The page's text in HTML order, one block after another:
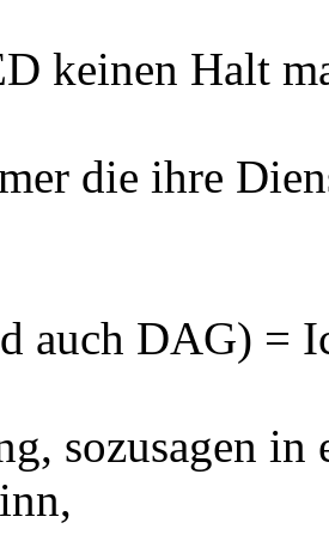
keinen Halt
die ihre
auch DAG) =
sozusagen